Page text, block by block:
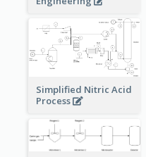
Simplified Nitric Acid
Process